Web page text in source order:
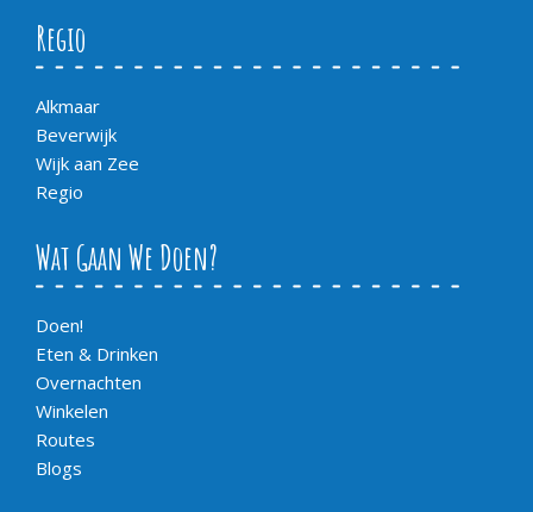
Regio
Alkmaar
Beverwijk
Wijk aan Zee
Regio
Wat Gaan We Doen?
Doen!
Eten & Drinken
Overnachten
Winkelen
Routes
Blogs